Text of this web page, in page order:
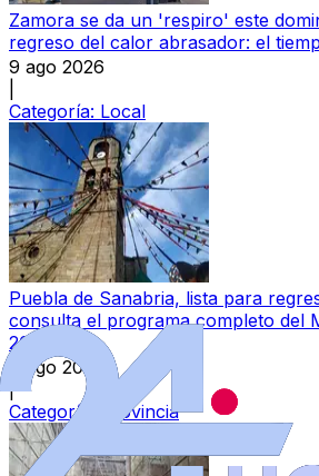
Zamora se da un 'respiro' este
regreso del calor abrasador: el
9 ago 2026
Categoría: Local
Puebla de Sanabria, lista para
consulta el programa completo del
2026
9 ago 2026
|
Categoría:
Provincia